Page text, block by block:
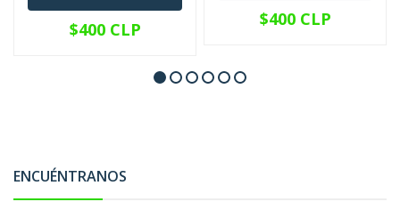
$400 CLP $400 CLP
ENCUÉNTRANOS